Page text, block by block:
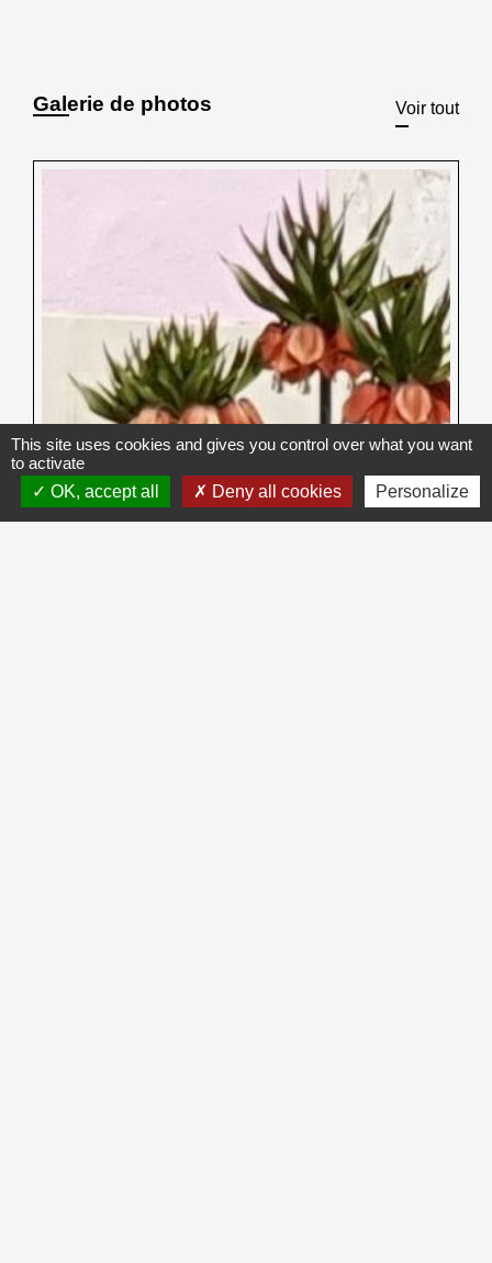
Galerie de photos Voir tout
This site uses cookies and gives you control over what you want
to activate
OK, accept all
Deny all cookies Personalize